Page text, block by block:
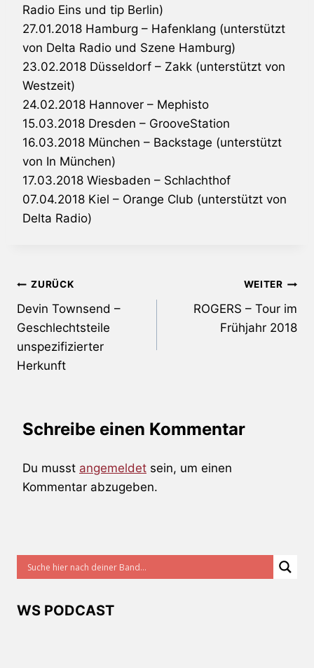
Radio Eins und tip Berlin)
27.01.2018 Hamburg – Hafenklang (unterstützt
von Delta Radio und Szene Hamburg)
23.02.2018 Düsseldorf – Zakk (unterstützt von
Westzeit)
24.02.2018 Hannover – Mephisto
15.03.2018 Dresden – GrooveStation
16.03.2018 München – Backstage (unterstützt
von In München)
17.03.2018 Wiesbaden – Schlachthof
07.04.2018 Kiel – Orange Club (unterstützt von
Delta Radio)
Beitragsnavigation
ZURÜCK
Devin Townsend –
Geschlechtsteile
unspezifizierter
Herkunft
WEITER
ROGERS – Tour im
Frühjahr 2018
Schreibe einen Kommentar
Du musst angemeldet sein, um einen
Kommentar abzugeben.
WS PODCAST